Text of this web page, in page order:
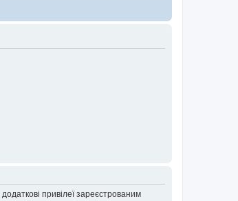
привілеї зареєстрованим